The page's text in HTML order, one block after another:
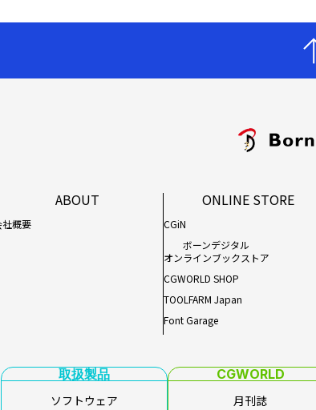
ABOUT
社概要
ONLINE STORE
CGiN
ボーンデジタル
オンラインブックストア
CGWORLD SHOP
TOOLFARM Japan
Font Garage
取扱製品
ソフトウェア
CGWORLD
月刊誌